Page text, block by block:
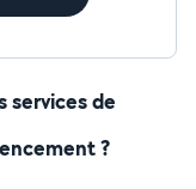
services de
?